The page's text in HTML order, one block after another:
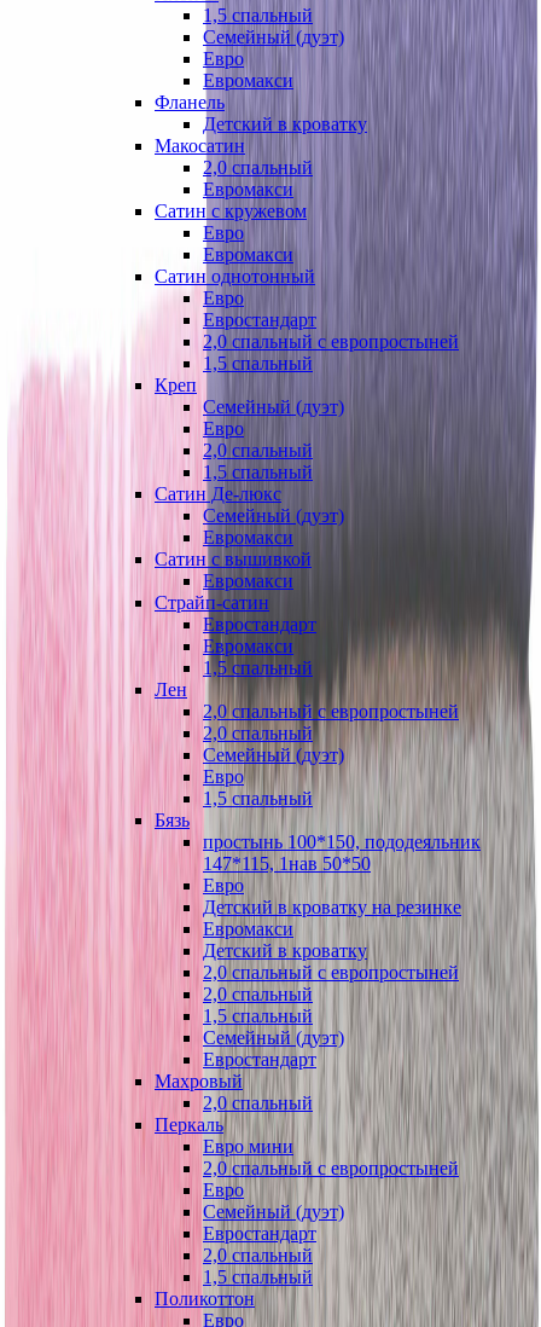
1,5 спальный
Семейный (дуэт)
Евро
Евромакси
Фланель
Детский в кроватку
Макосатин
2,0 спальный
Евромакси
Сатин с кружевом
Евро
Евромакси
Сатин однотонный
Евро
Евростандарт
2,0 спальный с европростыней
1,5 спальный
Креп
Семейный (дуэт)
Евро
2,0 спальный
1,5 спальный
Сатин Де-люкс
Семейный (дуэт)
Евромакси
Сатин с вышивкой
Евромакси
Страйп-сатин
Евростандарт
Евромакси
1,5 спальный
Лен
2,0 спальный с европростыней
2,0 спальный
Семейный (дуэт)
Евро
1,5 спальный
Бязь
простынь 100*150, пододеяльник
147*115, 1нав 50*50
Евро
Детский в кроватку на резинке
Евромакси
Детский в кроватку
2,0 спальный с европростыней
2,0 спальный
1,5 спальный
Семейный (дуэт)
Евростандарт
Махровый
2,0 спальный
Перкаль
Евро мини
2,0 спальный с европростыней
Евро
Семейный (дуэт)
Евростандарт
2,0 спальный
1,5 спальный
Поликоттон
Евро